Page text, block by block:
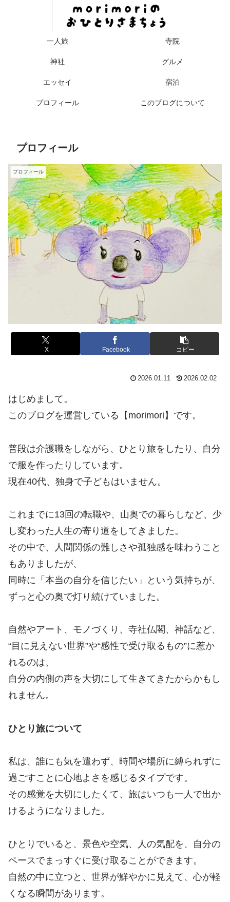
一人旅 寺院
神社 グルメ
エッセイ 宿泊
プロフィール このブログについて
プロフィール
プロフィール
X Facebook コピー
2026.01.11 2026.02.02
はじめまして。
このブログを運営している【morimori】です。
普段は介護職をしながら、ひとり旅をしたり、自分
で服を作ったりしています。
現在40代、独身で子どもはいません。
これまでに13回の転職や、山奥での暮らしなど、少
し変わった人生の寄り道をしてきました。
その中で、人間関係の難しさや孤独感を味わうこと
もありましたが、
同時に「本当の自分を信じたい」という気持ちが、
ずっと心の奥で灯り続けていました。
自然やアート、モノづくり、寺社仏閣、神話など、
“目に見えない世界”や“感性で受け取るもの”に惹か
れるのは、
自分の内側の声を大切にして生きてきたからかもし
れません。
ひとり旅について
私は、誰にも気を遣わず、時間や場所に縛られずに
過ごすことに心地よさを感じるタイプです。
その感覚を大切にしたくて、旅はいつも一人で出か
けるようになりました。
ひとりでいると、景色や空気、人の気配を、自分の
ペースでまっすぐに受け取ることができます。
自然の中に立つと、世界が鮮やかに見えて、心が軽
くなる瞬間があります。